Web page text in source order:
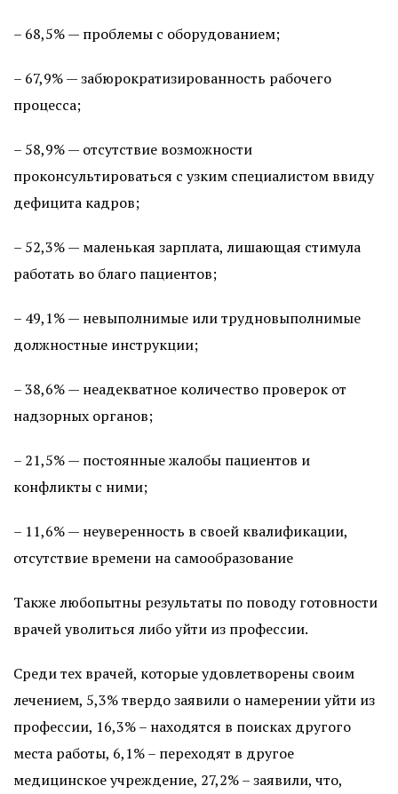
– 68,5% — проблемы с оборудованием;
– 67,9% — забюрократизированность рабочего
процесса;
– 58,9% — отсутствие возможности
проконсультироваться с узким специалистом ввиду
дефицита кадров;
– 52,3% — маленькая зарплата, лишающая стимула
работать во благо пациентов;
– 49,1% — невыполнимые или трудновыполнимые
должностные инструкции;
– 38,6% — неадекватное количество проверок от
надзорных органов;
– 21,5% — постоянные жалобы пациентов и
конфликты с ними;
– 11,6% — неуверенность в своей квалификации,
отсутствие времени на самообразование
Также любопытны результаты по поводу готовности
врачей уволиться либо уйти из профессии.
Среди тех врачей, которые удовлетворены своим
лечением, 5,3% твердо заявили о намерении уйти из
профессии, 16,3% – находятся в поисках другого
места работы, 6,1% – переходят в другое
медицинское учреждение, 27,2% – заявили, что,